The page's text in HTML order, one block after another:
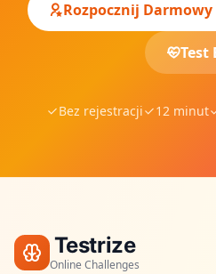
Rozpocznij Darmowy
Test
Bez rejestracji 12 minut
Testrize
Online Challenges